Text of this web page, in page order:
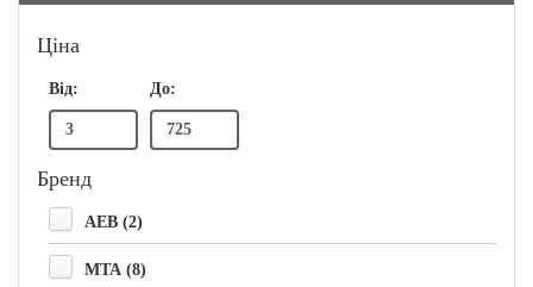
Ціна
Від: До:
Бренд
AEB (2)
MTA (8)